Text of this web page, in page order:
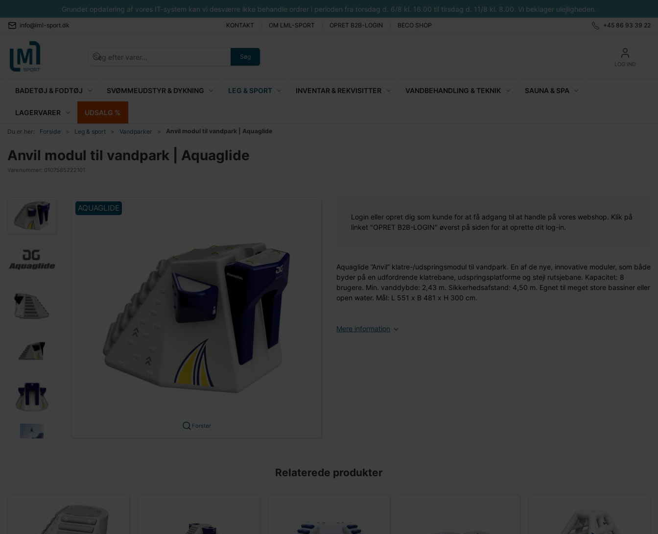
Grundet opdatering af vores IT-system kan vi desværre ikke behandle ordrer i perioden fra torsdag d. 6/8 kl. 16.00 til tirsdag d. 11/8 kl. 8.00. Vi beklager ulejligheden.
info@lml-sport.dk KONTAKT OM LML-SPORT OPRET B2B-LOGIN BECO SHOP +45 86 93 39 22
Søg
LOG IND
BADETØJ & FODTØJ SVØMMEUDSTYR & DYKNING LEG & SPORT INVENTAR & REKVISITTER VANDBEHANDLING & TEKNIK SAUNA & SPA
LAGERVARER UDSALG %
Du er her: Forside Leg & sport Vandparker Anvil modul til vandpark | Aquaglide
Anvil modul til vandpark | Aquaglide
Varenummer: 0107585222101
AQUAGLIDE
Forstør
Login eller opret dig som kunde for at få adgang til at handle på vores webshop. Klik på
linket "OPRET B2B-LOGIN" øverst på siden for at oprette dit log-in.
Aquaglide ”Anvil” klatre-/udspringsmodul til vandpark. En af de nye, innovative moduler, som både
byder på en udfordrende klatrebane, udspringsplatforme og stejl rutsjebane. Kapacitet: 8
brugere. Min. vanddybde: 2,43 m. Sikkerhedsafstand: 4,50 m. Egnet til meget store bassiner eller
open water. Mål: L 551 x B 481 x H 300 cm.
Mere information
Relaterede produkter